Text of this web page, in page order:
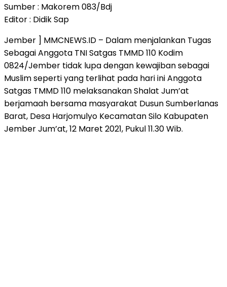
Sumber : Makorem 083/Bdj
Editor : Didik Sap
Jember ] MMCNEWS.ID – Dalam menjalankan Tugas
Sebagai Anggota TNI Satgas TMMD 110 Kodim
0824/Jember tidak lupa dengan kewajiban sebagai
Muslim seperti yang terlihat pada hari ini Anggota
Satgas TMMD 110 melaksanakan Shalat Jum’at
berjamaah bersama masyarakat Dusun Sumberlanas
Barat, Desa Harjomulyo Kecamatan Silo Kabupaten
Jember Jum’at, 12 Maret 2021, Pukul 11.30 Wib.